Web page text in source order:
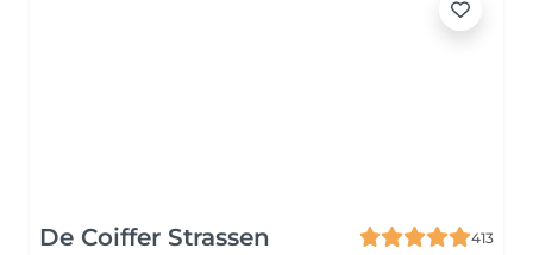
De Coiffer Strassen
413